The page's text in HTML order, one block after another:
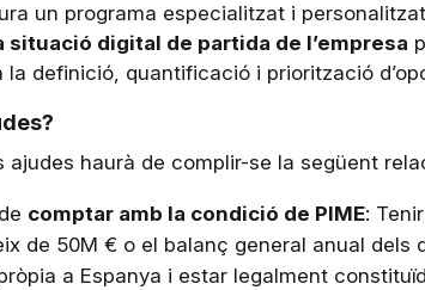
un programa especialitzat i
digital de partida de l’empresa
la definició, quantificació i priorització
ajudes haurà de complir-se la següent
comptar amb la condició de PIME:
de 50M € o el balanç general anual dels
a Espanya i estar legalment